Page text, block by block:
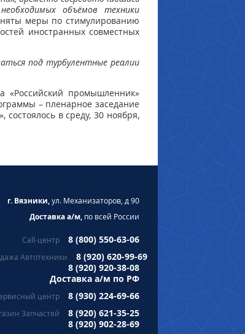
объёмов техники
меры по стимулированию
иностранных совместных
под турбулентные реалии
«Российский промышленник»
– пленарное заседание
в среду, 30 ноября,
г. Вязники,ул. Механизаторов, д 90
Доставка а/м, по всей России
Call-центр 8 (800) 550-63-06
Автотехники
8 (920) 620-99-69
8 (920) 920-38-08
Доставка а/м по РФ
центр 8 (930) 224-69-66
Запчастей
8 (920) 621-35-25
8 (920) 902-28-69